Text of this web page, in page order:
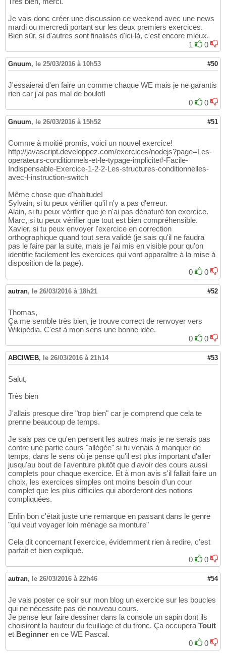
Je vais donc créer une discussion ce weekend avec une news
mardi ou mercredi portant sur les deux premiers exercices.
Bien sûr, si d'autres sont finalisés d'ici-là, c'est encore mieux.
1
0
Gnuum, le 25/03/2016 à 10h53 #50
J'essaierai d'en faire un comme chaque WE mais je ne garantis
rien car j'ai pas mal de boulot!
0
0
Gnuum, le 26/03/2016 à 15h52 #51
Comme à moitié promis, voici un nouvel exercice!
http://javascript.developpez.com/exercices/nodejs?page=Les-
operateurs-conditionnels-et-le-typage-implicite#-Facile-
Indispensable-Exercice-1-2-2-Les-structures-conditionnelles-
avec-l-instruction-switch
Même chose que d'habitude!
Sylvain, si tu peux vérifier qu'il n'y a pas d'erreur.
Alain, si tu peux vérifier que je n'ai pas dénaturé ton exercice.
Marc, si tu peux vérifier que tout est bien compréhensible.
Xavier, si tu peux envoyer l'exercice en correction
orthographique quand tout sera validé (je sais qu'il ne faudra
pas le faire par la suite, mais je l'ai mis en visible pour qu'on
identifie facilement les exercices qui vont apparaître à la mise à
disposition de la page).
0
0
autran, le 26/03/2016 à 18h21 #52
Thomas,
Ça me semble très bien, je trouve correct de renvoyer vers
Wikipédia. C'est à mon sens une bonne idée.
0
0
ABCIWEB, le 26/03/2016 à 21h14 #53
Salut,
Très bien
J'allais presque dire "trop bien" car je comprend que cela te
prenne beaucoup de temps.
Je sais pas ce qu'en pensent les autres mais je ne serais pas
contre une partie cours "allégée" si tu venais à manquer de
temps, dans le sens où je pense qu'il est plus important d'aller
jusqu'au bout de l'aventure plutôt que d'avoir des cours aussi
complets pour chaque exercice. Et à mon avis s'il fallait faire un
choix, les exercices simples ont moins besoin d'un cour
complet que les plus difficiles qui aborderont des notions
compliquées.
Enfin bon c'était juste une remarque en passant dans le genre
"qui veut voyager loin ménage sa monture"
Cela dit concernant l'exercice, évidemment rien à redire, c'est
parfait et bien expliqué.
0
0
autran, le 26/03/2016 à 22h46 #54
Je vais poster ce soir sur mon blog un exercice sur les boucles
qui ne nécessite pas de nouveau cours.
Je pense leur faire dessiner dans la console un sapin dont ils
choisiront la hauteur du feuillage et du tronc. Ça occupera Touit
et Beginner en ce WE Pascal.
0
0